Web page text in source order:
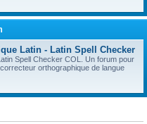
Latin - Latin Spell Checker
Spell Checker COL. Un forum pour
orthographique de langue